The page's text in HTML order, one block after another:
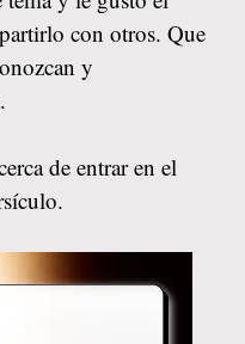
con otros. Que
y
de entrar en el